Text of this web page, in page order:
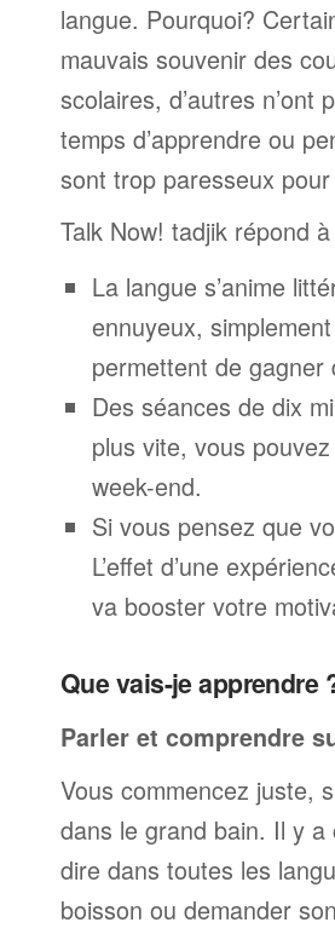
langue. Pourquoi?
mauvais souvenir des
scolaires, d’autres n’ont
temps d’apprendre ou
sont trop paresseux
Talk Now! tadjik répond
La langue s’anime
ennuyeux,
permettent de
Des séances de dix
plus vite, vous
week-end.
Si vous pensez que
L’effet d’une
va booster votre
Que vais-je apprendre
Parler et comprendre
Vous commencez juste,
dans le grand bain. Il y
dire dans toutes les
boisson ou demander